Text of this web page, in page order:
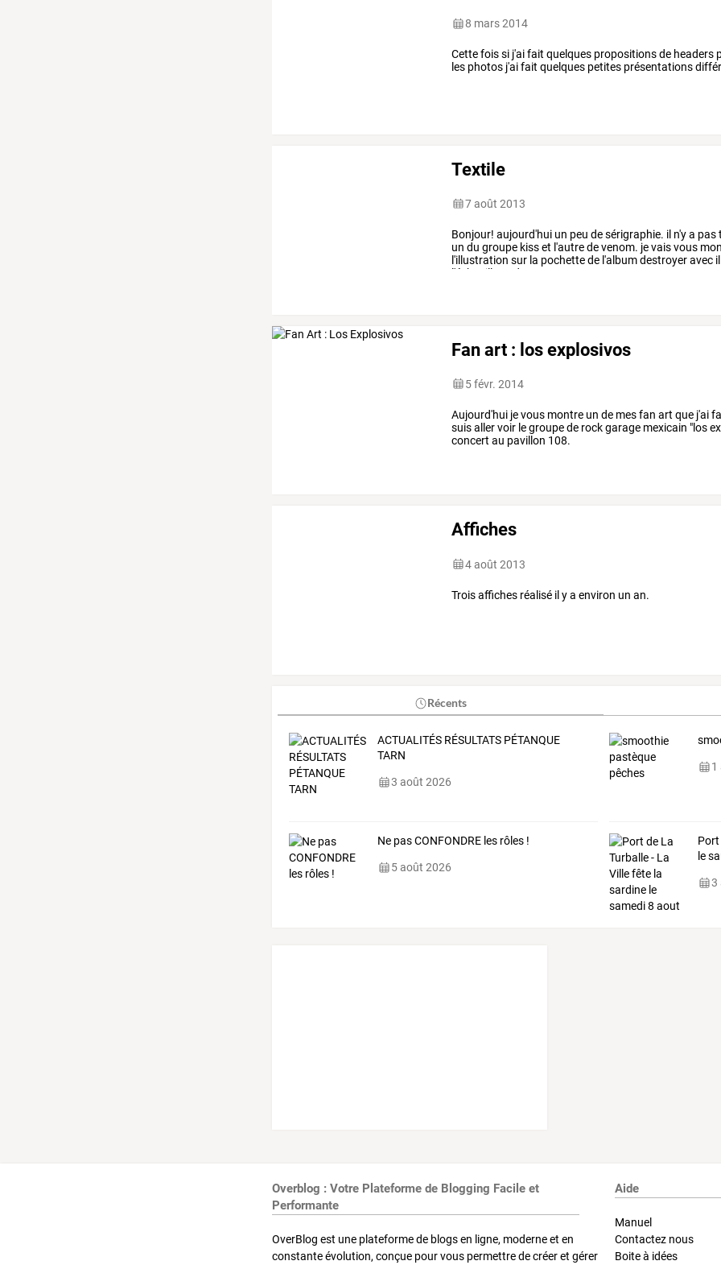
8 mars 2014
Cette fois si j'ai fait quelques propositions de headers
les photos j'ai fait quelques petites présentations
Textile
7 août 2013
Bonjour! aujourd'hui un peu desérigraphie. il n'ya pas
un du groupe kisset l'autredevenom. jevaisvous
l'illustration sur la pochettede l'albumdestroyeravec
l'échenillage
du
Fan art : los explosivos
5 févr. 2014
Aujourd'hui je vous montre un de mes fan art que j'ai
suis aller voir le groupe de rock garage mexicain "los
concert au pavillon 108.
Affiches
4 août 2013
Trois affiches réalisé il y a environ un an.
Récents
ACTUALITÉS RÉSULTATS PÉTANQUE
TARN
3 août 2026
1
Ne pas CONFONDRE les rôles !
5 août 2026
Port
le
3
Overblog : Votre Plateforme de Blogging Facile et
Performante
OverBlog est une plateforme de blogs en ligne, moderne et en
constante évolution, conçue pour vous permettre de créer et gérer
Aide
Manuel
Contactez nous
Boite à idées